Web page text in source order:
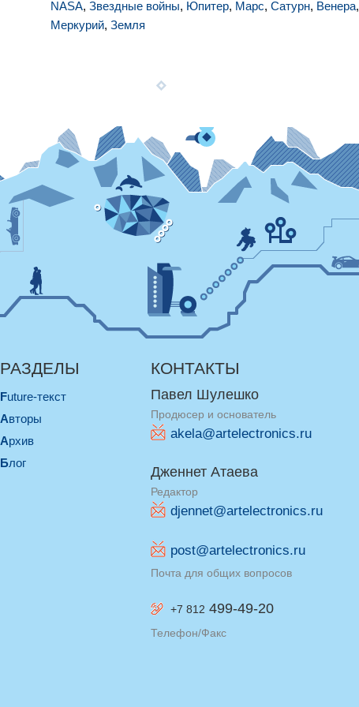
NASA, Звездные войны, Юпитер, Марс, Сатурн, Венера,
Меркурий, Земля
РАЗДЕЛЫ
Future-текст
Авторы
Архив
Блог
КОНТАКТЫ
Павел Шулешко
Продюсер и основатель
akela@artelectronics.ru
Дженнет Атаева
Редактор
djennet@artelectronics.ru
post@artelectronics.ru
Почта для общих вопросов
+7 812 499-49-20
Телефон/Факс